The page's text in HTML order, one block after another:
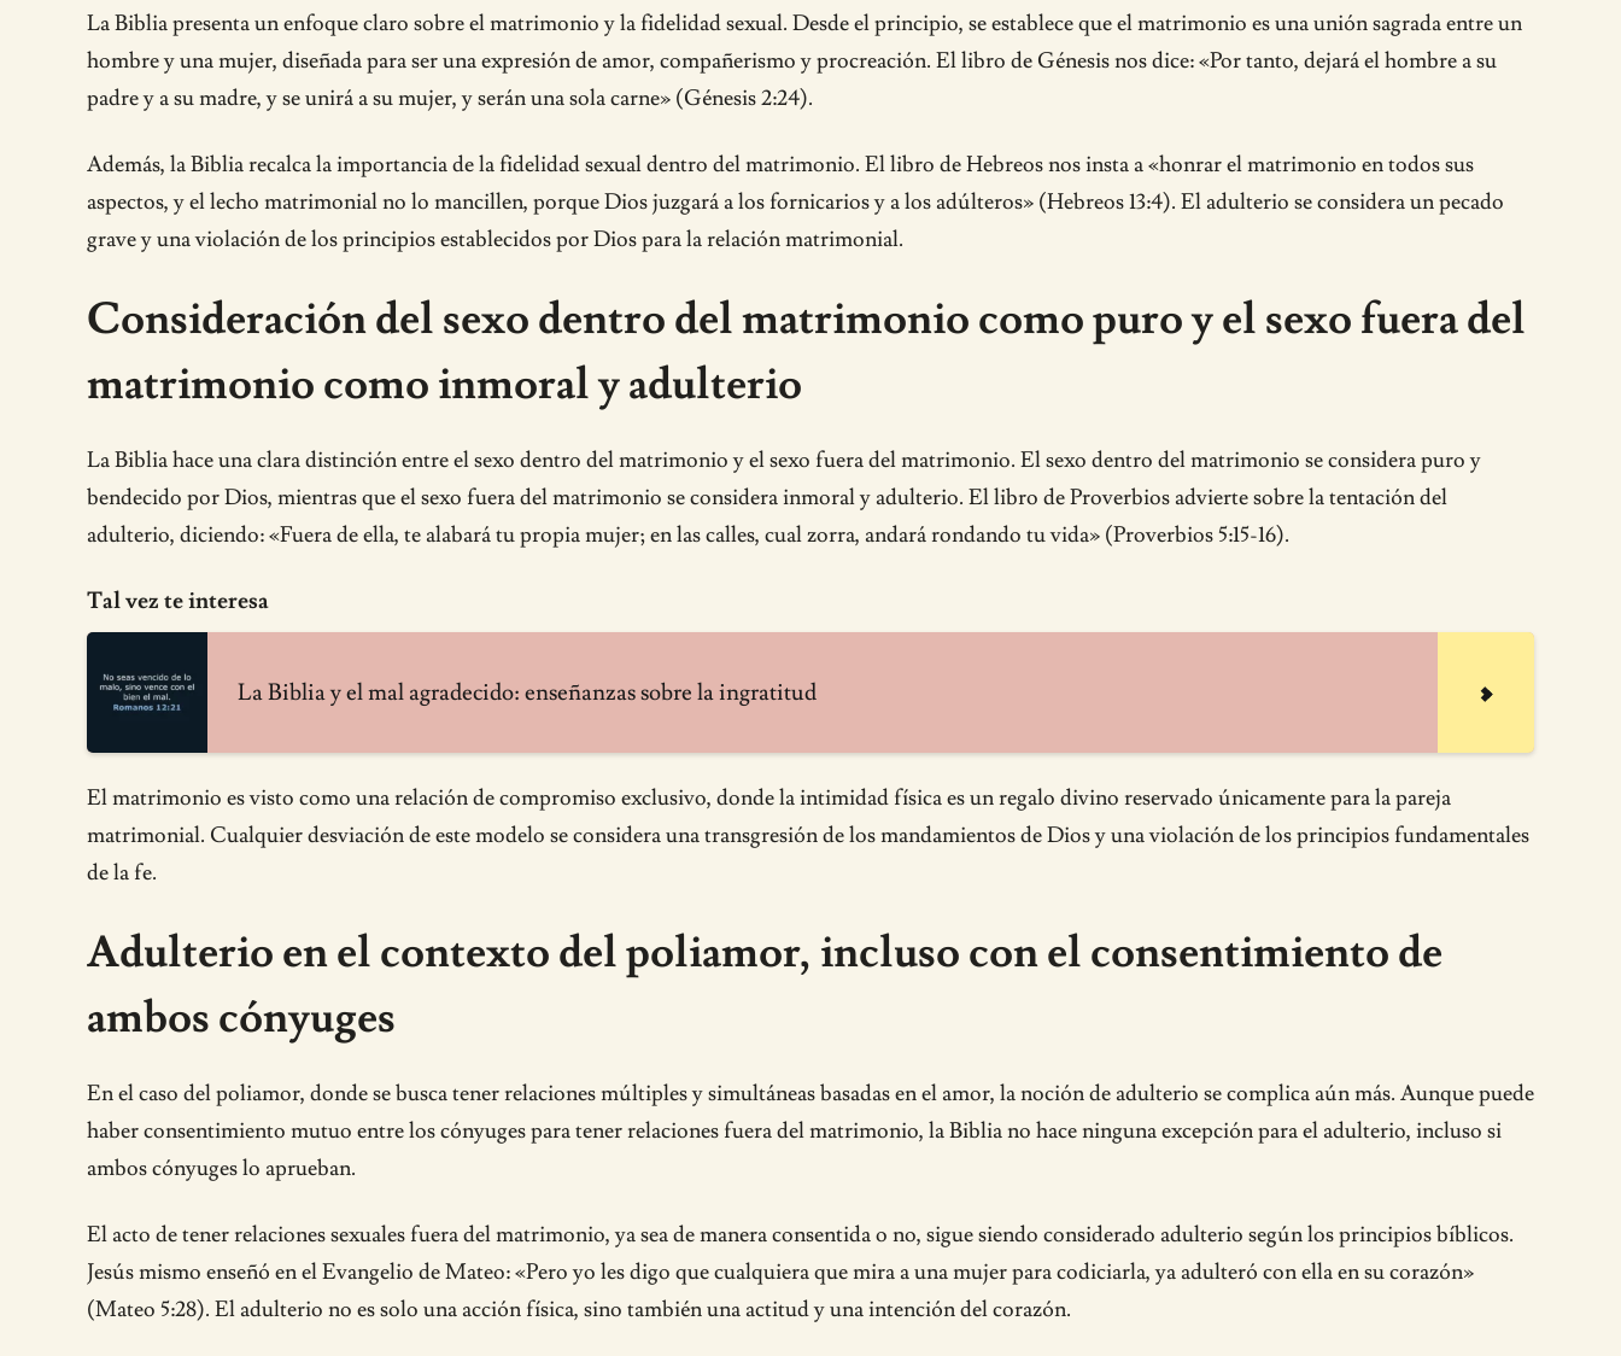
La Biblia presenta un enfoque claro sobre el matrimonio y la fidelidad sexual. Desde el principio, se establece que el matrimonio es una unión sagrada entre un
hombre y una mujer, diseñada para ser una expresión de amor, compañerismo y procreación. El libro de Génesis nos dice: «Por tanto, dejará el hombre a su
padre y a su madre, y se unirá a su mujer, y serán una sola carne» (Génesis 2:24).
Además, la Biblia recalca la importancia de la fidelidad sexual dentro del matrimonio. El libro de Hebreos nos insta a «honrar el matrimonio en todos sus
aspectos, y el lecho matrimonial no lo mancillen, porque Dios juzgará a los fornicarios y a los adúlteros» (Hebreos 13:4). El adulterio se considera un pecado
grave y una violación de los principios establecidos por Dios para la relación matrimonial.
Consideración del sexo dentro del matrimonio como puro y el sexo fuera del
matrimonio como inmoral y adulterio
La Biblia hace una clara distinción entre el sexo dentro del matrimonio y el sexo fuera del matrimonio. El sexo dentro del matrimonio se considera puro y
bendecido por Dios, mientras que el sexo fuera del matrimonio se considera inmoral y adulterio. El libro de Proverbios advierte sobre la tentación del
adulterio, diciendo: «Fuera de ella, te alabará tu propia mujer; en las calles, cual zorra, andará rondando tu vida» (Proverbios 5:15-16).
Tal vez te interesa
La Biblia y el mal agradecido: enseñanzas sobre la ingratitud
El matrimonio es visto como una relación de compromiso exclusivo, donde la intimidad física es un regalo divino reservado únicamente para la pareja
matrimonial. Cualquier desviación de este modelo se considera una transgresión de los mandamientos de Dios y una violación de los principios fundamentales
de la fe.
Adulterio en el contexto del poliamor, incluso con el consentimiento de
ambos cónyuges
En el caso del poliamor, donde se busca tener relaciones múltiples y simultáneas basadas en el amor, la noción de adulterio se complica aún más. Aunque puede
haber consentimiento mutuo entre los cónyuges para tener relaciones fuera del matrimonio, la Biblia no hace ninguna excepción para el adulterio, incluso si
ambos cónyuges lo aprueban.
El acto de tener relaciones sexuales fuera del matrimonio, ya sea de manera consentida o no, sigue siendo considerado adulterio según los principios bíblicos.
Jesús mismo enseñó en el Evangelio de Mateo: «Pero yo les digo que cualquiera que mira a una mujer para codiciarla, ya adulteró con ella en su corazón»
(Mateo 5:28). El adulterio no es solo una acción física, sino también una actitud y una intención del corazón.